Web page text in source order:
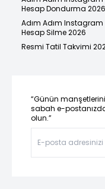
Hesap Dondurma 2026
Adım Adım Instagram
Hesap Silme 2026
Resmi Tatil Takvimi
“Günün
sabah e-
olun.”